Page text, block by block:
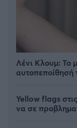
Λένι Κλουμ: Το
αυτοπεποίθησή
Yellow flags
να σε